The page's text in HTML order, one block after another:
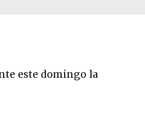
este domingo la